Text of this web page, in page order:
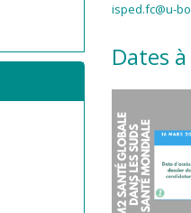
isped.fc@u-
Dates